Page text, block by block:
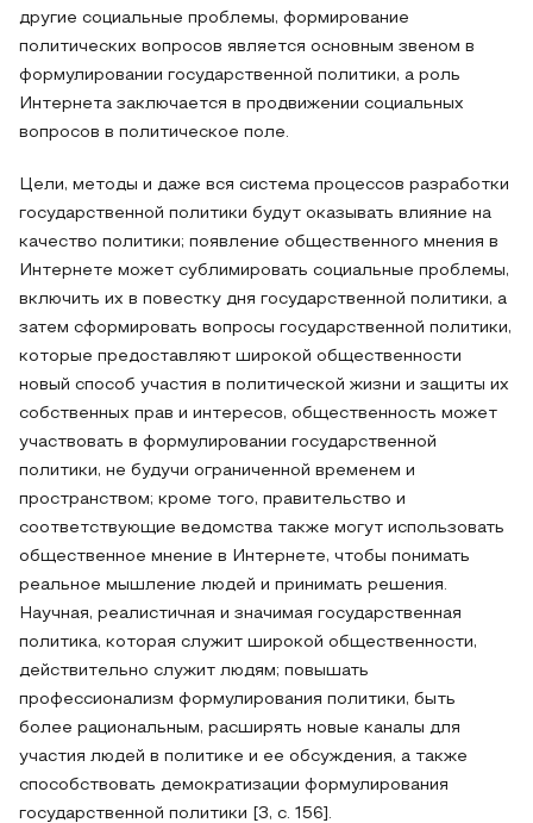
другие социальные проблемы, формирование
политических вопросов является основным звеном в
формулировании государственной политики, а роль
Интернета заключается в продвижении социальных
вопросов в политическое поле.
Цели, методы и даже вся система процессов разработки
государственной политики будут оказывать влияние на
качество политики; появление общественного мнения в
Интернете может сублимировать социальные проблемы,
включить их в повестку дня государственной политики, а
затем сформировать вопросы государственной политики,
которые предоставляют широкой общественности
новый способ участия в политической жизни и защиты их
собственных прав и интересов, общественность может
участвовать в формулировании государственной
политики, не будучи ограниченной временем и
пространством; кроме того, правительство и
соответствующие ведомства также могут использовать
общественное мнение в Интернете, чтобы понимать
реальное мышление людей и принимать решения.
Научная, реалистичная и значимая государственная
политика, которая служит широкой общественности,
действительно служит людям; повышать
профессионализм формулирования политики, быть
более рациональным, расширять новые каналы для
участия людей в политике и ее обсуждения, а также
способствовать демократизации формулирования
государственной политики [3, с. 156].